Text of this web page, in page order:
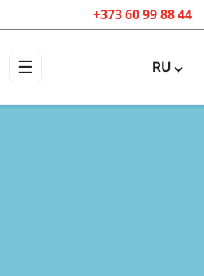
+373 60 99 88 44
☰ RU